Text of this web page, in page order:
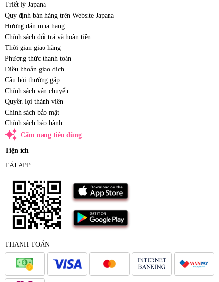
Triết lý Japana
Quy định bán hàng trên Website Japana
Hướng dẫn mua hàng
Chính sách đổi trả và hoàn tiền
Thời gian giao hàng
Phương thức thanh toán
Điều khoản giao dịch
Câu hỏi thường gặp
Chính sách vận chuyển
Quyền lợi thành viên
Chính sách bảo mật
Chính sách bảo hành
auto_awesome Cẩm nang tiêu dùng
Tiện ích
TẢI APP
THANH TOÁN